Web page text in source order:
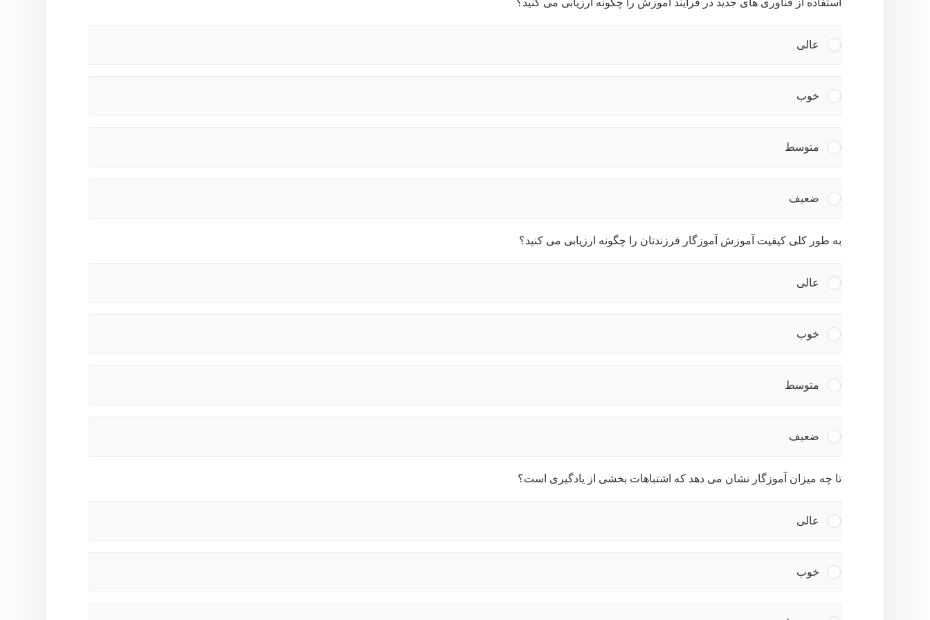
استفاده از فناوری های جدید در فرآیند آموزش را چگونه ارزیابی می کنید؟
عالی
خوب
متوسط
ضعیف
به طور کلی کیفیت آموزش آموزگار فرزندتان را چگونه ارزیابی می کنید؟
عالی
خوب
متوسط
ضعیف
تا چه میزان آموزگار نشان می دهد که اشتباهات بخشی از یادگیری است؟
عالی
خوب